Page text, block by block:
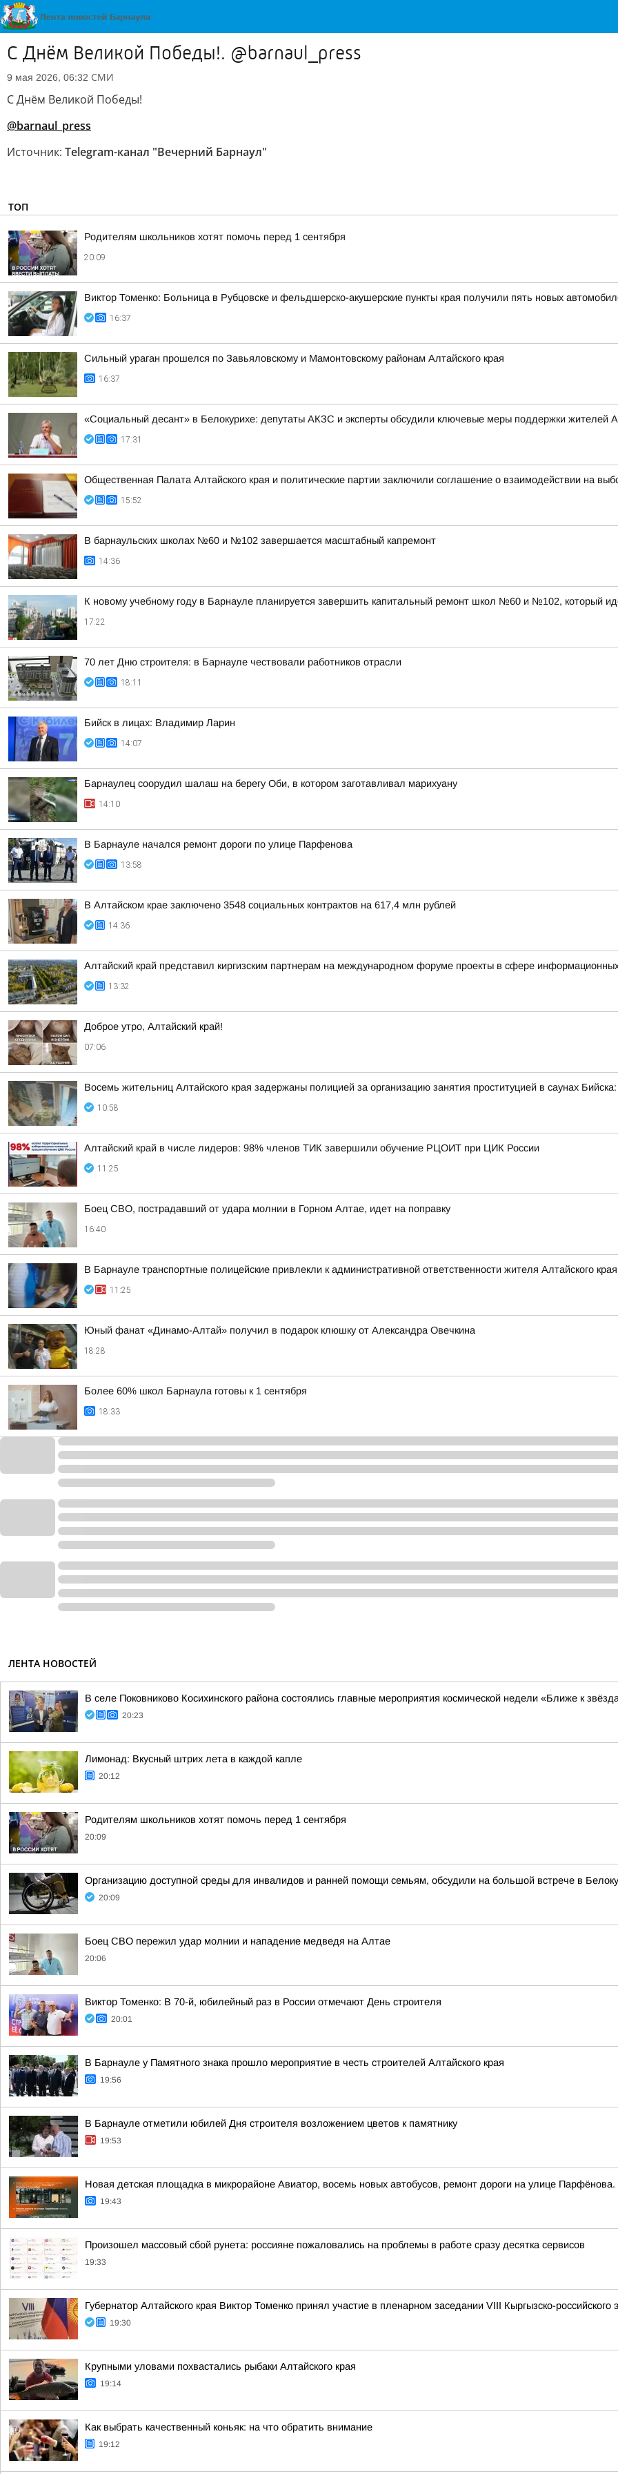
С Днём Великой Победы!. @barnaul_press
9 мая 2026, 06:32 СМИ
С Днём Великой Победы!
@barnaul_press
Источник: Telegram-канал "Вечерний Барнаул"
ТОП
Родителям школьников хотят помочь перед 1 сентября
20:09
Виктор Томенко: Больница в Рубцовске и фельдшерско-акушерские пункты края получили пять новых
16:37
Сильный ураган прошелся по Завьяловскому и Мамонтовскому районам Алтайского края
16:37
«Социальный десант» в Белокурихе: депутаты АКЗС и эксперты обсудили ключевые меры поддержки жителей
17:31
Общественная Палата Алтайского края и политические партии заключили соглашение о взаимодействии на
15:52
В барнаульских школах №60 и №102 завершается масштабный капремонт
14:36
К новому учебному году в Барнауле планируется завершить капитальный ремонт школ №60 и №102, который
17:22
70 лет Дню строителя: в Барнауле чествовали работников отрасли
18:11
Бийск в лицах: Владимир Ларин
14:07
Барнаулец соорудил шалаш на берегу Оби, в котором заготавливал марихуану
14:10
В Барнауле начался ремонт дороги по улице Парфенова
13:58
В Алтайском крае заключено 3548 социальных контрактов на 617,4 млн рублей
14:36
Алтайский край представил киргизским партнерам на международном форуме проекты в сфере
13:32
Доброе утро, Алтайский край!
07:06
Восемь жительниц Алтайского края задержаны полицией за организацию занятия проституцией в саунах
10:58
Алтайский край в числе лидеров: 98% членов ТИК завершили обучение РЦОИТ при ЦИК России
11:25
Боец СВО, пострадавший от удара молнии в Горном Алтае, идет на поправку
16:40
В Барнауле транспортные полицейские привлекли к административной ответственности жителя Алтайского
11:25
Юный фанат «Динамо-Алтай» получил в подарок клюшку от Александра Овечкина
18:28
Более 60% школ Барнаула готовы к 1 сентября
18:33
ЛЕНТА НОВОСТЕЙ
В селе Поковниково Косихинского района состоялись главные мероприятия космической недели «Ближе к
20:23
Лимонад: Вкусный штрих лета в каждой капле
20:12
Родителям школьников хотят помочь перед 1 сентября
20:09
Организацию доступной среды для инвалидов и ранней помощи семьям, обсудили на большой встрече в
20:09
Боец СВО пережил удар молнии и нападение медведя на Алтае
20:06
Виктор Томенко: В 70-й, юбилейный раз в России отмечают День строителя
20:01
В Барнауле у Памятного знака прошло мероприятие в честь строителей Алтайского края
19:56
В Барнауле отметили юбилей Дня строителя возложением цветов к памятнику
19:53
Новая детская площадка в микрорайоне Авиатор, восемь новых автобусов, ремонт дороги на улице Парфёнова.
19:43
Произошел массовый сбой рунета: россияне пожаловались на проблемы в работе сразу десятка сервисов
19:33
Губернатор Алтайского края Виктор Томенко принял участие в пленарном заседании VIII Кыргызско-российского
19:30
Крупными уловами похвастались рыбаки Алтайского края
19:14
Как выбрать качественный коньяк: на что обратить внимание
19:12